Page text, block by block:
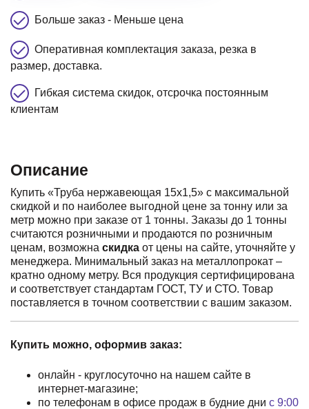
Больше заказ - Меньше цена
Оперативная комплектация заказа, резка в
размер, доставка.
Гибкая система скидок, отсрочка постоянным
клиентам
Описание
Купить «Труба нержавеющая 15х1,5» с максимальной
скидкой и по наиболее выгодной цене за тонну или за
метр можно при заказе от 1 тонны. Заказы до 1 тонны
считаются розничными и продаются по розничным
ценам, возможна скидка от цены на сайте, уточняйте у
менеджера. Минимальный заказ на металлопрокат –
кратно одному метру. Вся продукция сертифицирована
и соответствует стандартам ГОСТ, ТУ и СТО. Товар
поставляется в точном соответствии с вашим заказом.
Купить можно, оформив заказ:
онлайн - круглосуточно на нашем сайте в
интернет-магазине;
по телефонам в офисе продаж в будние дни с 9:00